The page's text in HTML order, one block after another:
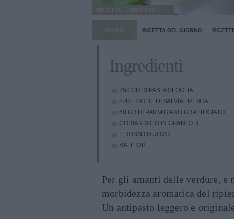
RICETTA
STORIA RICETTA DEL GIORNO
Ingredienti
250 GR DI PASTA SFOGLIA
8-10 FOGLIE DI SALVIA FRESCA
60 GR DI PARMIGIANO GRATTUGIATO
CORIANDOLO IN GRANI Q.B.
1 ROSSO D'UOVO
SALE Q.B.
Per gli amanti delle verdure, e
morbidezza aromatica del
Un antipasto leggero e